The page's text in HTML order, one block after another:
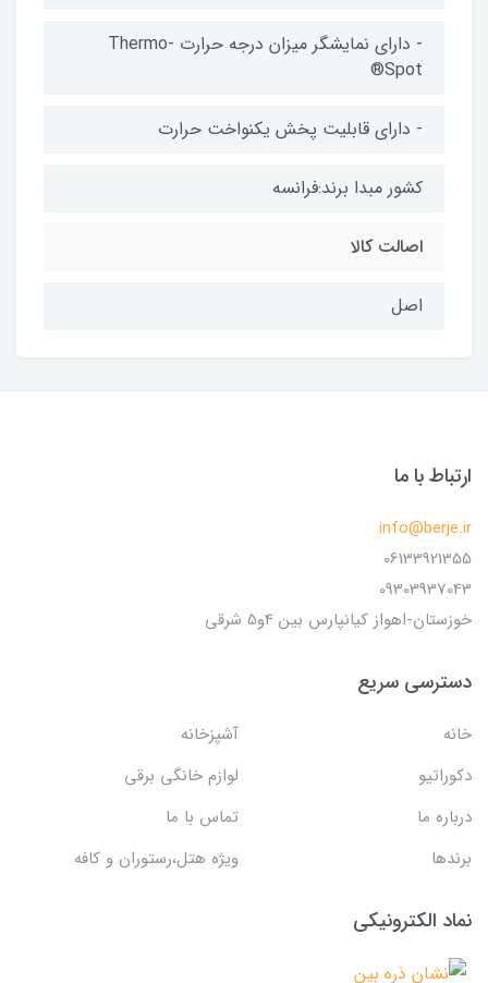
- دارای نمایشگر میزان درجه حرارت Thermo-
Spot®
- دارای قابلیت پخش یکنواخت حرارت
کشور مبدا برند:فرانسه
اصالت کالا
اصل
ارتباط با ما
info@berje.ir
06133921355
09303937043
خوزستان-اهواز کیانپارس بین 4و5 شرقی
دسترسی سریع
خانه
آشپزخانه
دکوراتیو
لوازم خانگی برقی
درباره ما
تماس با ما
برندها
ویژه هتل،رستوران و کافه
نماد الکترونیکی